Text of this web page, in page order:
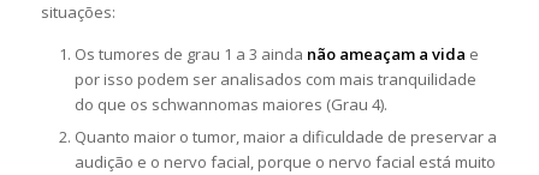
situações:
Os tumores de grau 1 a 3 ainda não ameaçam a vida e
por isso podem ser analisados com mais tranquilidade
do que os schwannomas maiores (Grau 4).
Quanto maior o tumor, maior a dificuldade de preservar a
audição e o nervo facial, porque o nervo facial está muito